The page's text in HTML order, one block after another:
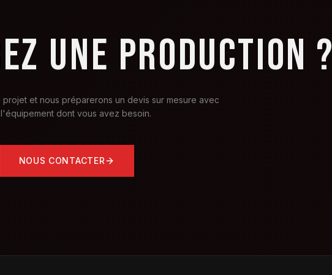
UNE PRODUCTION ?
et nous préparerons un devis sur mesure avec
dont vous avez besoin.
NOUS CONTACTER